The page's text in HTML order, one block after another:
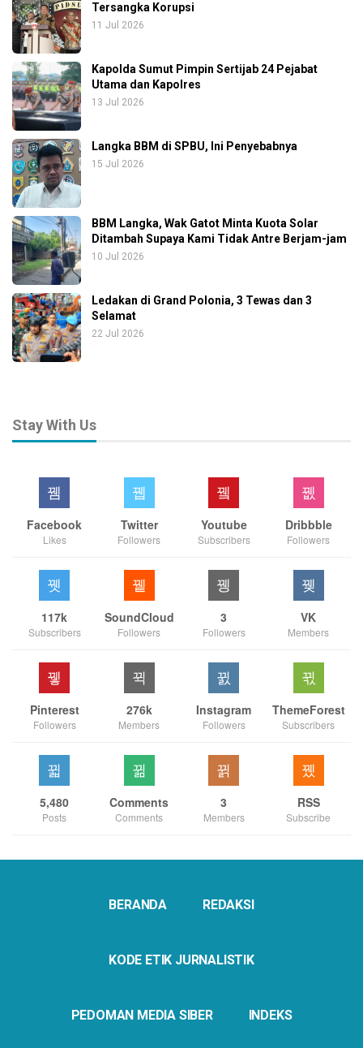
Tersangka Korupsi
11 Jul 2026
Kapolda Sumut Pimpin Sertijab 24 Pejabat
Utama dan Kapolres
13 Jul 2026
Langka BBM di SPBU, Ini Penyebabnya
15 Jul 2026
BBM Langka, Wak Gatot Minta Kuota Solar
Ditambah Supaya Kami Tidak Antre Berjam-jam
10 Jul 2026
Ledakan di Grand Polonia, 3 Tewas dan 3
Selamat
22 Jul 2026
Stay With Us
Facebook
Likes
Twitter
Followers
Youtube
Subscribers
Dribbble
Followers
117k
Subscribers
SoundCloud
Followers
3
Followers
VK
Members
Pinterest
Followers
276k
Members
Instagram
Followers
ThemeForest
Subscribers
5,480
Posts
Comments
Comments
3
Members
RSS
Subscribe
BERANDA REDAKSI
KODE ETIK JURNALISTIK
PEDOMAN MEDIA SIBER INDEKS